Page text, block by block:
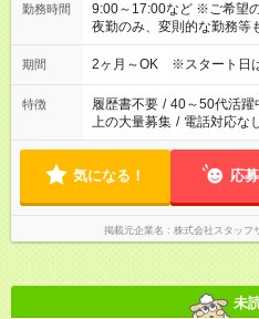
勤務時間
9:00～17:00など ※ご希望の時間帯をご相談ください。 ※日勤、
夜勤のみ、変則的な勤務等
期間 2ヶ月～OK ※スタート日
特徴 履歴書不要 / 40～50代活躍
上の大量募集 / 電話対応な
気になる！ 応
掲載元企業名 株式会社スタッ
未